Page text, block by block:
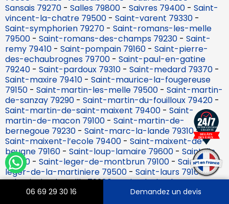
06 69 29 30 16 Demandez un devis
Sansais 79270 - Salles 79800 - Saivres 79400 - Saint-
vincent-la-chatre 79500 - Saint-varent 79330 -
Saint-symphorien 79270 - Saint-romans-les-melle
79500 - Saint-romans-des-champs 79230 - Saint-
remy 79410 - Saint-pompain 79160 - Saint-pierre-
des-echaubrognes 79700 - Saint-paul-en-gatine
79240 - Saint-pardoux 79310 - Saint-medard 79370 -
Saint-maxire 79410 - Saint-maurice-la-fougereuse
79150 - Saint-martin-les-melle 79500 - Saint-martin-
de-sanzay 79290 - Saint-martin-du-fouilloux 79420 -
Saint-martin-de-saint-maixent 79400 - Saint-
martin-de-macon 79100 - Saint-martin-de-
bernegoue 79230 - Saint-marc-la-lande 79310-
Saint-maixent-l’ecole 79400 - Saint-maixent-de-
beugne 79160 - Saint-loup-lamaire 79600 - Saint-lin
79420 - Saint-leger-de-montbrun 79100 - Saint-
leger-de-la-martiniere 79500 - Saint-laurs 79160-
Saint-jouin-de-milly 79380-Saint-jouin-de-marnes
79600-Saint-jean-de-thouars 79100-Saint-jacques-